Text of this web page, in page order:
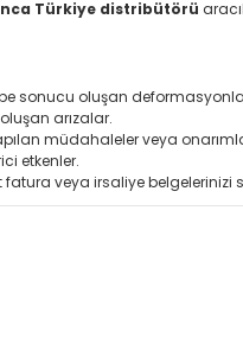
Türkiye distribütörü
sonucu oluşan
arızalar.
müdahaleler veya
etkenler.
veya irsaliye belgelerinizi